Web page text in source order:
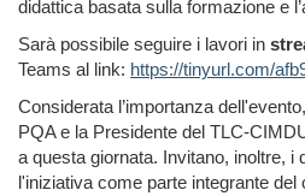
didattica basata sulla formazione e
Sarà possibile seguire i lavori in
Teams al link: https://tinyurl.com/
Considerata l’importanza
PQA e la Presidente del TLC-
a questa giornata. Invitano, inoltre, i
l'iniziativa come parte integrante del